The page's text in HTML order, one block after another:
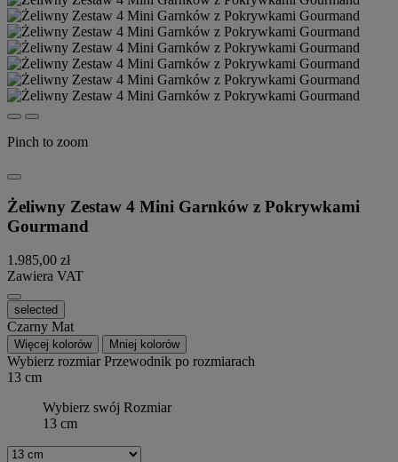
Pinch to zoom
Żeliwny Zestaw 4 Mini Garnków z Pokrywkami
Gourmand
1.985,00 zł
Zawiera VAT
selected
Czarny Mat
Więcej kolorów Mniej kolorów
Wybierz rozmiarPrzewodnik po rozmiarach
13 cm
Wybierz swój Rozmiar
13 cm